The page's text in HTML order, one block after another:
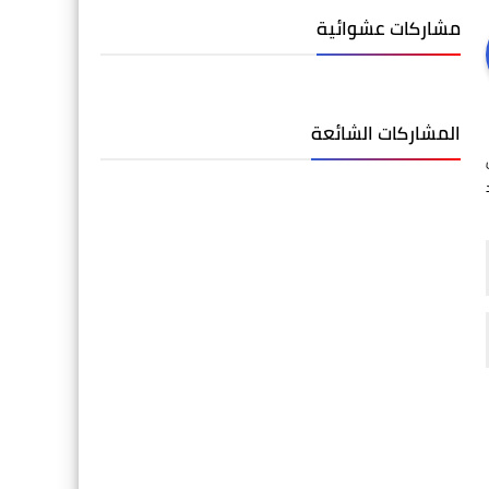
مشاركات عشوائية
المشاركات الشائعة